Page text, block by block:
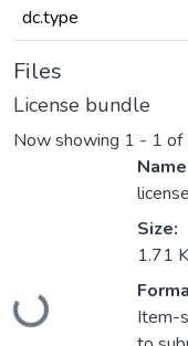
dc.type
Files
License bundle
Now showing 1 - 1 of
Loading...
Size:
1.71
Item-